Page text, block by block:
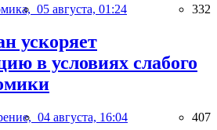
05 августа, 01:24 332
ускоряет
в условиях слабого
04 августа, 16:04 407